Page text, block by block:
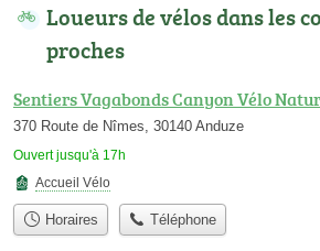
Loueurs de vélos dans les
proches
Sentiers Vagabonds Canyon Vélo
370 Route de Nîmes, 30140 Anduze
Ouvert jusqu'à 17h
Accueil Vélo
Horaires Téléphone